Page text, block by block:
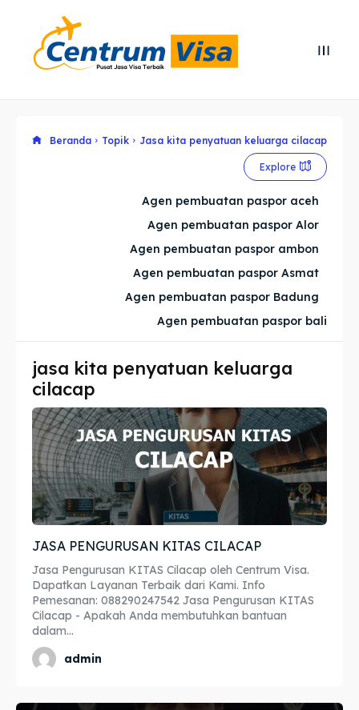
Cari
Cari
Explore our destinations
Imta
Legalisir
Apostille
Penerjemah
Asuransi
Blog
Explore our destinations
Imta
Legalisir
Apostille
Penerjemah
Asuransi
Blog
Beranda Topik Jasa kita penyatuan keluarga cilacap
Explore
Agen pembuatan paspor aceh
Agen pembuatan paspor Alor
Agen pembuatan paspor ambon
Agen pembuatan paspor Asmat
Agen pembuatan paspor Badung
Agen pembuatan paspor bali
jasa kita penyatuan keluarga
cilacap
JASA PENGURUSAN KITAS CILACAP
Jasa Pengurusan KITAS Cilacap oleh Centrum Visa.
Dapatkan Layanan Terbaik dari Kami. Info
Pemesanan: 088290247542 Jasa Pengurusan KITAS
Cilacap - Apakah Anda membutuhkan bantuan
dalam...
admin